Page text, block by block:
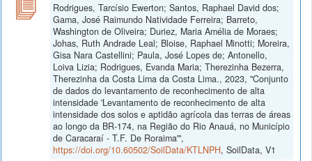
Rodrigues, Tarcísio Ewerton; Santos, Raphael David dos;
Gama, José Raimundo Natividade Ferreira; Barreto,
Washington de Oliveira; Duriez, Maria Amélia de Moraes;
Johas, Ruth Andrade Leal; Bloise, Raphael Minotti; Moreira,
Gisa Nara Castellini; Paula, José Lopes de; Antonello,
Loiva Lizia; Rodrigues, Evanda Maria; Therezinha Bezerra,
Therezinha da Costa Lima da Costa Lima., 2023, "Conjunto
de dados do levantamento de reconhecimento de alta
intensidade 'Levantamento de reconhecimento de alta
intensidade dos solos e aptidão agrícola das terras de áreas
ao longo da BR-174, na Região do Rio Anauá, no Município
de Caracaraí - T.F. De Roraima'",
https://doi.org/10.60502/SoilData/KTLNPH, SoilData, V1